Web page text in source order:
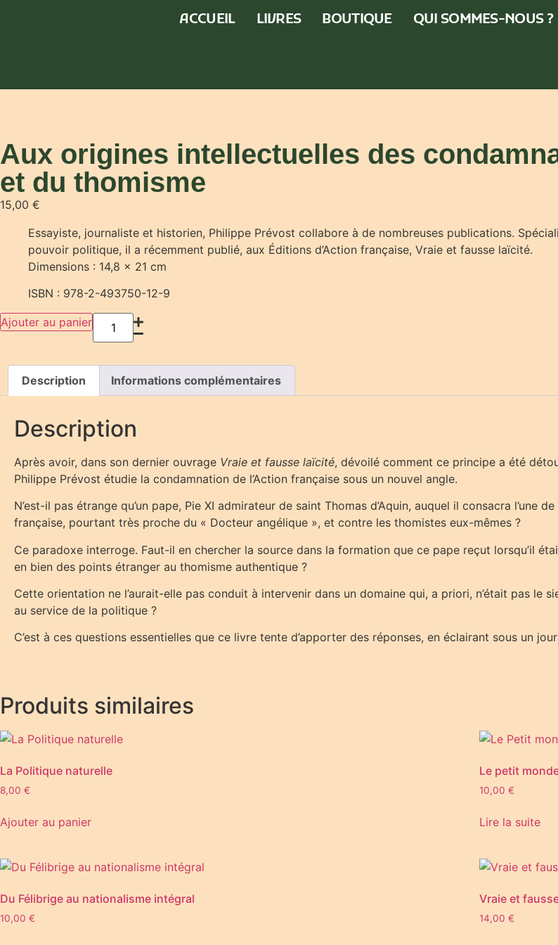
ACCUEIL LIVRES BOUTIQUE QUI SOMMES-NOUS ?
Aux origines intellectuelles des
et du thomisme
15,00 €
Essayiste, journaliste et historien, Philippe Prévost collabore à de nombreuses publications.
pouvoir politique, il a récemment publié, aux Éditions d’Action française, Vraie et fausse laïcité.
Dimensions : 14,8 x 21 cm
ISBN : 978-2-493750-12-9
Ajouter au panier
Description Informations complémentaires
Description
Après avoir, dans son dernier ouvrage Vraie et fausse laïcité, dévoilé comment ce principe a été
Philippe Prévost étudie la condamnation de l’Action française sous un nouvel angle.
N’est-il pas étrange qu’un pape, Pie XI admirateur de saint Thomas d’Aquin, auquel il consacra l’une
française, pourtant très proche du « Docteur angélique », et contre les thomistes eux-mêmes ?
Ce paradoxe interroge. Faut-il en chercher la source dans la formation que ce pape reçut lorsqu’il
en bien des points étranger au thomisme authentique ?
Cette orientation ne l’aurait-elle pas conduit à intervenir dans un domaine qui, a priori, n’était pas le
au service de la politique ?
C’est à ces questions essentielles que ce livre tente d’apporter des réponses, en éclairant sous un
Produits similaires
La Politique naturelle
8,00 €
Ajouter au panier
Le petit
10,00 €
Lire la suite
Du Félibrige au nationalisme intégral
10,00 €
Vraie et
14,00 €